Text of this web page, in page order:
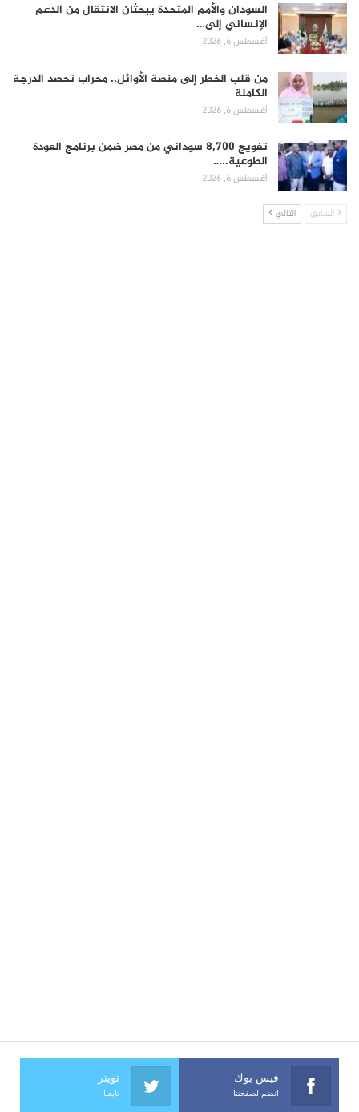
السودان والأمم المتحدة يبحثان الانتقال من الدعم
الإنساني إلى…
أغسطس 6, 2026
من قلب الخطر إلى منصة الأوائل.. محراب تحصد الدرجة
الكاملة
أغسطس 6, 2026
تفويج 8,700 سوداني من مصر ضمن برنامج العودة
الطوعية..…
أغسطس 6, 2026
السابق التالي
فيس بوك
انضم لصفحتنا
تويتر
تابعنا